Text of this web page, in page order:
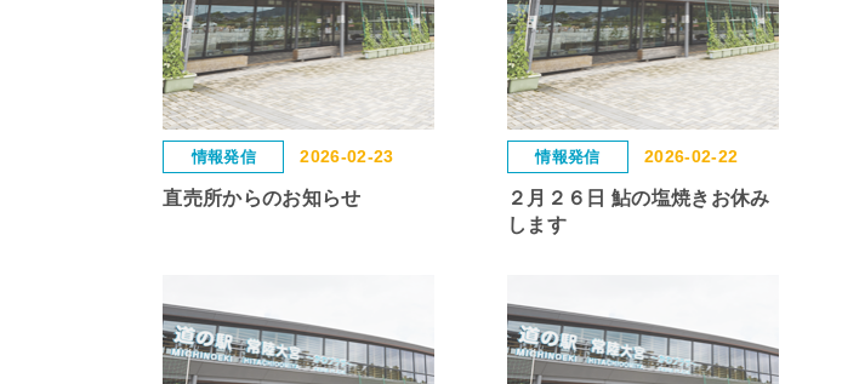
情報発信 2026-02-23
直売所からのお知らせ
情報発信 2026-02-22
２月２６日 鮎の塩焼きお休み
します